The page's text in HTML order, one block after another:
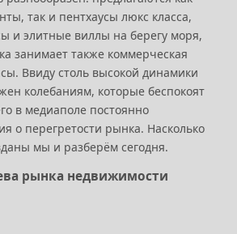
так и пентхаусы люкс класса,
и элитные виллы на берегу моря,
занимает также коммерческая
Ввиду столь высокой динамики
колебаниям, которые беспокоят
в медиаполе постоянно
о перегретости рынка. Насколько
мы и разберём сегодня.
рынка недвижимости